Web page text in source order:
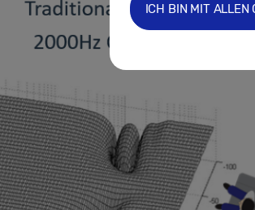
ICH BIN MIT ALLEN